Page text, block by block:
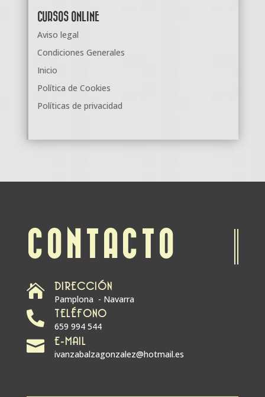
CURSOS ONLINE
Aviso legal
Condiciones Generales
Inicio
Política de Cookies
Políticas de privacidad
CONTACTO
 DIRECCIÓN
Pamplona - Navarra
 TELÉFONO
659 994 544
 E-MAIL
ivanzabalzagonzalez@hotmail.es